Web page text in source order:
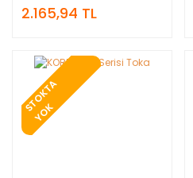
2.165,94 TL
S
T
O
K
T
A
Y
O
K